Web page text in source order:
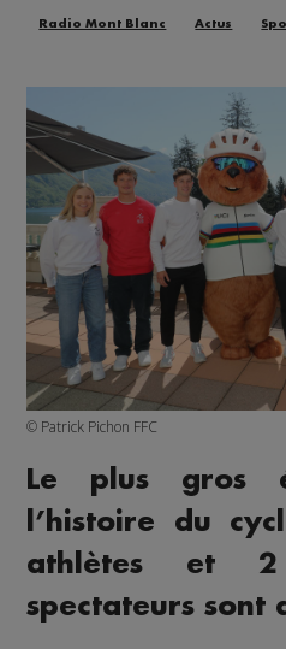
Radio Mont Blanc Actus
© Patrick Pichon FFC
Le plus gros
l’histoire du
athlètes et
spectateurs sont